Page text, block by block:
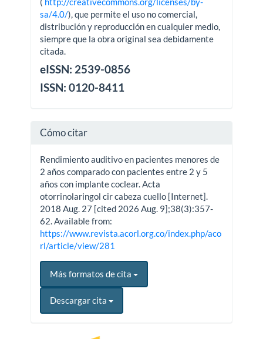
sa/4.0/), que permite el uso no comercial,
distribución y reproducción en cualquier medio,
siempre que la obra original sea debidamente
citada.
eISSN: 2539-0856
ISSN: 0120-8411
Cómo citar
Rendimiento auditivo en pacientes menores de
2 años comparado con pacientes entre 2 y 5
años con implante coclear. Acta
otorrinolaringol cir cabeza cuello [Internet].
2018 Aug. 27 [cited 2026 Aug. 9];38(3):357-
62. Available from:
https://www.revista.acorl.org.co/index.php/aco
rl/article/view/281
Más formatos de cita
Descargar cita